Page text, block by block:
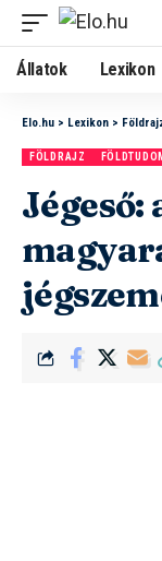
Állatok Lexikon
Elo.hu > Lexikon >
FÖLDRAJZ
Jégeső: